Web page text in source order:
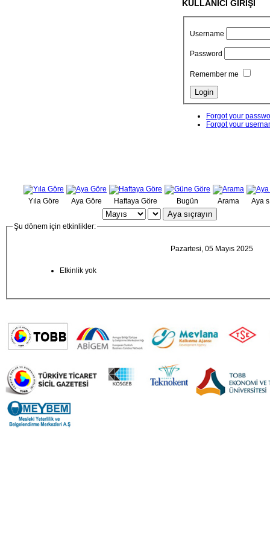
KULLANICI GİRİŞİ
Username
Password
Remember me
Forgot your
Forgot your
Yıla Göre Aya Göre Haftaya Göre Bugün Arama Aya
Aya sıçrayın
Şu dönem için etkinlikler:
Pazartesi, 05 Mayıs 2025
Etkinlik yok